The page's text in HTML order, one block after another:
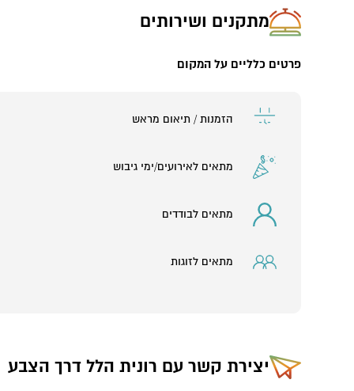
“רטוב על רטוב.” הפעילות בקבוצות קטנות 5-10משתתפים.
פעילות חוויתית בפיסול
בהנחיה הקוראת לכלל החושים להוביל את היצירה בחומר,
בתהליך מעצים המאפשר התרחבות ופתיחות לפנימיותינו ולנפלא
בסביבה המהדהד בנו. הפעילות בקבוצות 5-20משתתפים.
מתאימות לכולם.
מתקנים ושירותים
פרטים כלליים על המקום
הזמנות / תיאום מראש
מתאים לאירועים/ימי גיבוש
מתאים לבודדים
מתאים לזוגות
יצירת קשר עם רונית הלל דרך הצבע